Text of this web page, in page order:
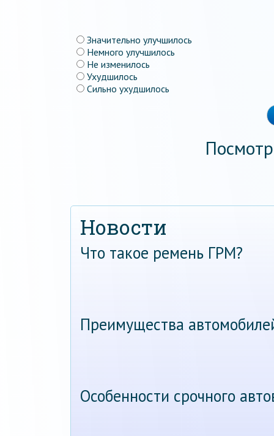
Значительно улучшилось
Немного улучшилось
Не изменилось
Ухудшилось
Сильно ухудшилось
Новости
Что такое ремень ГРМ?
Преимущества
Особенности срочного